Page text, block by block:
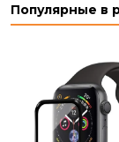
Популярные в